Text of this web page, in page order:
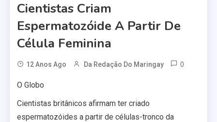
Cientistas Criam
Espermatozóide A Partir De
Célula Feminina
12 Anos Ago Da Redação Do Maringay 0
O Globo
Cientistas britânicos afirmam ter criado
espermatozóides a partir de células-tronco da